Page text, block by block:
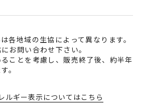
各地域の生協によって異なります。
お問い合わせ下さい。
ことを考慮し、販売終了後、約半年
。
ルギー表示についてはこちら